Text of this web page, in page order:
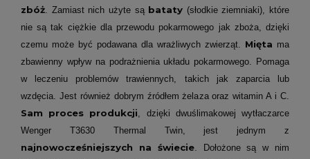
zbóż. Zamiast nich użyte są bataty (słodkie ziemniaki), które
nie są tak ciężkie dla przewodu pokarmowego jak zboża, dzięki
czemu może być podawana dla wrażliwych zwierząt. Mięta ma
zbawienny wpływ na podrażnienia układu pokarmowego. Pomaga
w leczeniu problemów trawiennych, takich jak zaparcia lub
wzdęcia. Jest również dobrym źródłem żelaza oraz witamin A i C.
Sam proces produkcji, dzięki dwuślimakowej wytłaczarce
Wenger T3630 Thermal Twin, jest jednym z
najnowocześniejszych na świecie. Dołożone są w nim